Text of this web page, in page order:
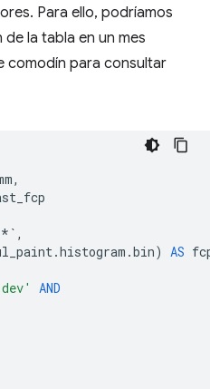
Para ello, podríamos
la tabla en un mes
comodín para consultar
,
*` ,
.histogram .bin) AS
AND